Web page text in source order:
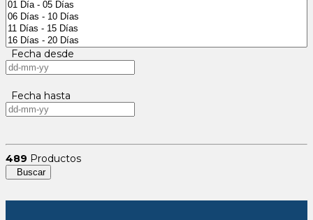
Fecha desde
Fecha hasta
489 Productos
Buscar